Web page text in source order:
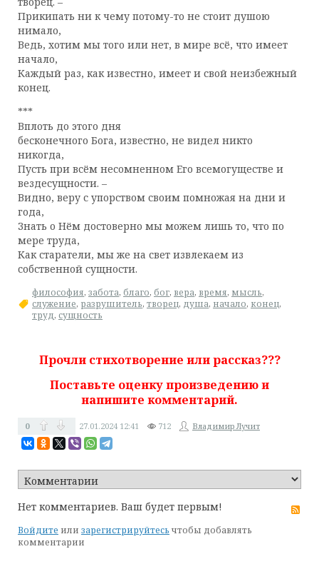
Прикипать ни к чему потому-то не стоит душою
нимало,
Ведь, хотим мы того или нет, в мире всё, что имеет
начало,
Каждый раз, как известно, имеет и свой неизбежный
конец.
***
Вплоть до этого дня
бесконечного Бога, известно, не видел никто
никогда,
Пусть при всём несомненном Его всемогуществе и
вездесущности. –
Видно, веру с упорством своим помножая на дни и
года,
Знать о Нём достоверно мы можем лишь то, что по
мере труда,
Как старатели, мы же на свет извлекаем из
собственной сущности.
философия, забота, благо, бог, вера, время, мысль,
служение, разрушитель, творец, душа, начало, конец,
труд, сущность
Прочли стихотворение или рассказ???
Поставьте оценку произведению и
напишите комментарий.
0 27.01.2024 12:41 712 Владимир Лучит
Нет комментариев. Ваш будет первым!
Войдите или зарегистрируйтесь чтобы добавлять
комментарии